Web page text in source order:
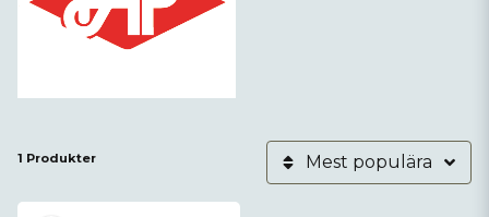
1 Produkter Mest populära